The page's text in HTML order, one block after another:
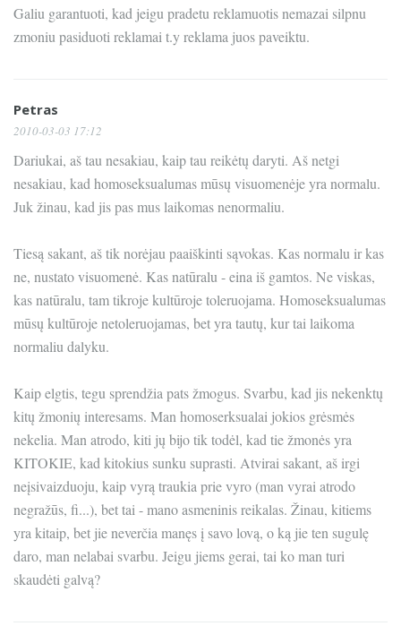
Galiu garantuoti, kad jeigu pradetu reklamuotis nemazai silpnu
zmoniu pasiduoti reklamai t.y reklama juos paveiktu.
Petras
2010-03-03 17:12
Dariukai, aš tau nesakiau, kaip tau reikėtų daryti. Aš netgi
nesakiau, kad homoseksualumas mūsų visuomenėje yra normalu.
Juk žinau, kad jis pas mus laikomas nenormaliu.
Tiesą sakant, aš tik norėjau paaiškinti sąvokas. Kas normalu ir kas
ne, nustato visuomenė. Kas natūralu - eina iš gamtos. Ne viskas,
kas natūralu, tam tikroje kultūroje toleruojama. Homoseksualumas
mūsų kultūroje netoleruojamas, bet yra tautų, kur tai laikoma
normaliu dalyku.
Kaip elgtis, tegu sprendžia pats žmogus. Svarbu, kad jis nekenktų
kitų žmonių interesams. Man homoserksualai jokios grėsmės
nekelia. Man atrodo, kiti jų bijo tik todėl, kad tie žmonės yra
KITOKIE, kad kitokius sunku suprasti. Atvirai sakant, aš irgi
neįsivaizduoju, kaip vyrą traukia prie vyro (man vyrai atrodo
negražūs, fi...), bet tai - mano asmeninis reikalas. Žinau, kitiems
yra kitaip, bet jie neverčia manęs į savo lovą, o ką jie ten sugulę
daro, man nelabai svarbu. Jeigu jiems gerai, tai ko man turi
skaudėti galvą?